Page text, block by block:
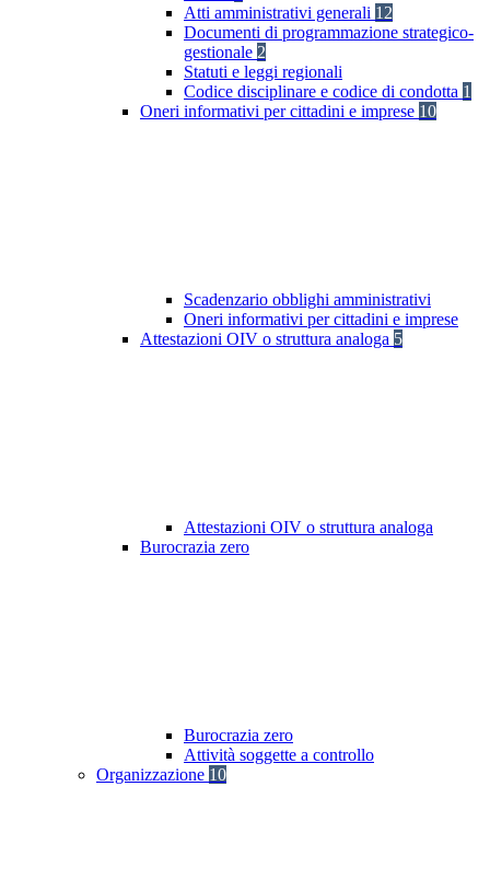
Atti amministrativi generali 12
Documenti di programmazione strategico-
gestionale 2
Statuti e leggi regionali
Codice disciplinare e codice di condotta 1
Oneri informativi per cittadini e imprese 10
Scadenzario obblighi amministrativi
Oneri informativi per cittadini e imprese
Attestazioni OIV o struttura analoga 5
Attestazioni OIV o struttura analoga
Burocrazia zero
Burocrazia zero
Attività soggette a controllo
Organizzazione 10